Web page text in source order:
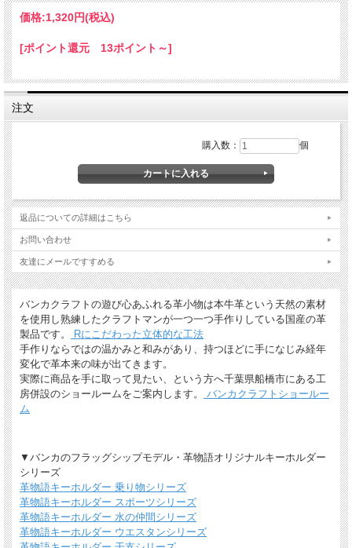
名入れについて
・メガネ小物スタンドのみ15文字まで
・ご注文後の名入れの追加・変更、また返品は不可
＊ 詳しくはこちらから
手描きで革を焦がしながら名入れをするため文字は均一なものにならず、焦げた部
分は少し凹凸ができます。あなただけの革小物に。
ギフトラッピングについて
全商品無料で簡易ラッピングの上お送りしております。
大切な贈り物の場合は革のチャームやリボンが付いた有料のラッピングも承ってお
ります。
※ 写真は一例です。ラッピング材等は予告なく変更となる場合があります。
価格:1,320円(税込)
[ポイント還元 13ポイント～]
注文
購入数： 個
返品についての詳細はこちら
お問い合わせ
友達にメールですすめる
バンカクラフトの遊び心あふれる革小物は本牛革という天然の素材
を使用し熟練したクラフトマンが一つ一つ手作りしている国産の革
製品です。
Rにこだわった立体的な工法
手作りならではの温かみと和みがあり、持つほどに手になじみ経年
変化で革本来の味が出てきます。
実際に商品を手に取って見たい、という方へ千葉県船橋市にある工
房併設のショールームをご案内します。
バンカクラフトショールー
ム
▼バンカのフラッグシップモデル・革物語オリジナルキーホルダー
シリーズ
革物語キーホルダー 乗り物シリーズ
革物語キーホルダー スポーツシリーズ
革物語キーホルダー 水の仲間シリーズ
革物語キーホルダー ウエスタンシリーズ